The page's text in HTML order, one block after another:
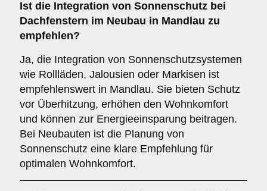
Ist die Integration von Sonnenschutz bei
Dachfenstern im Neubau in Mandlau zu
empfehlen?
Ja, die Integration von Sonnenschutzsystemen
wie Rollläden, Jalousien oder Markisen ist
empfehlenswert in Mandlau. Sie bieten Schutz
vor Überhitzung, erhöhen den Wohnkomfort
und können zur Energieeinsparung beitragen.
Bei Neubauten ist die Planung von
Sonnenschutz eine klare Empfehlung für
optimalen Wohnkomfort.